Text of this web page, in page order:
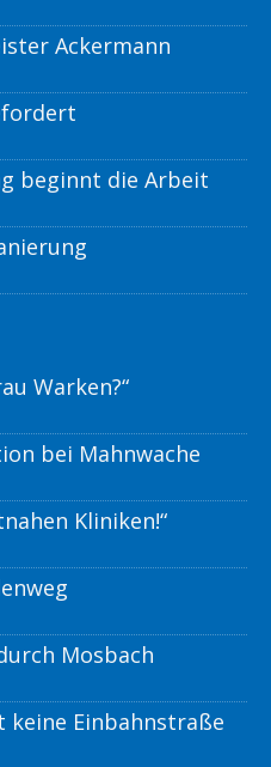
Ackermann
beginnt die Arbeit
Warken?“
bei Mahnwache
Kliniken!“
Mosbach
keine Einbahnstraße